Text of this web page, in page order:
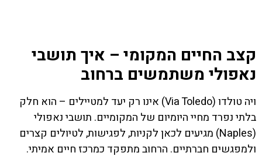
קצב החיים המקומי – איך תושבי
נאפולי משתמשים ברחוב
ויה טולדו (Via Toledo) אינו רק יעד למטיילים – הוא חלק
בלתי נפרד מחיי היומיום של המקומיים. תושבי נאפולי
(Naples) מגיעים לכאן לקניות, לפגישות, לטיולים קצרים
ולמפגשים חברתיים. הרחוב מתפקד כמרכז חיים אמיתי.